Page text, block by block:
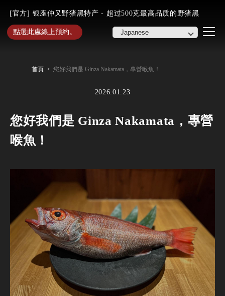
[官方] 银座仲又野猪黑特产 - 超过500克最高品质的野猪黑
點選此處線上預約。
首頁 您好我們是 Ginza Nakamata，專營喉魚！
2026.01.23
您好我們是 Ginza Nakamata，專營
喉魚！